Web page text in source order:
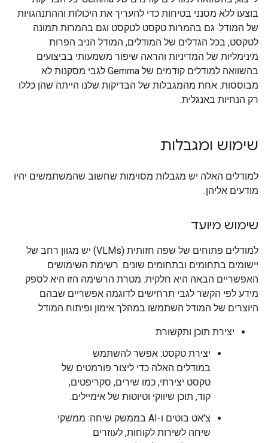
בוצעו ללא מסנני בטיחות כדי להעריך את היכולות וההתנהגויות
של המודל. גם בהמרות טקסט לטקסט וגם בהמרות תמונה
לטקסט, בכל הגדלים של המודלים, המודל הניב הפרות
מינימליות של המדיניות והראה שיפור משמעותי בביצועים
בהשוואה למודלים קודמים של Gemma לגבי מסקנות לא
מבוססות. אחת מהמגבלות של הבדיקות שלנו הייתה שהן כללו
רק הנחיות באנגלית.
שימוש ומגבלות
למודלים האלה יש מגבלות מסוימות שחשוב שהמשתמשים יהיו
מודעים אליהן.
שימוש מיועד
למודלים פתוחים של שפה חזותית (VLMs) יש מגוון רחב של
יישומים בתחומים ובתחומים שונים. רשימת השימושים
האפשריים הבאה היא חלקית. מטרת הרשימה הזו היא לספק
מידע לפי הקשר לגבי תרחישים לדוגמה אפשריים שבהם
היוצרים של המודל השתמשו במהלך אימון ופיתוח המודל.
יצירת תוכן ותקשורת
יצירת טקסט: אפשר להשתמש
במודלים האלה כדי ליצור פורמטים של
טקסט יצירתי, כמו שירים, סקריפטים,
קוד, תוכן שיווקי וטיוטות של אימיילים.
צ'אט בוטים ו-AI בממשק שיחה: ממשקי
שיחה לשירות לקוחות, לעוזרים